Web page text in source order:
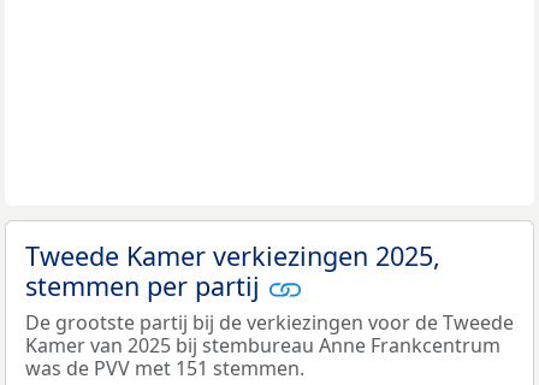
Tweede Kamer verkiezingen 2025,
stemmen per partij
De grootste partij bij de verkiezingen voor de Tweede
Kamer van 2025 bij stembureau Anne Frankcentrum
was de PVV met 151 stemmen.